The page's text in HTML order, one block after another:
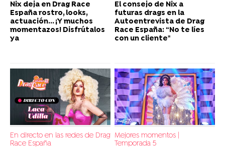
Nix deja en Drag Race
España rostro, looks,
actuación... ¡Y muchos
momentazos! Disfrútalos
ya
El consejo de Nix a
futuras drags en la
Autoentrevista de Drag
Race España: “No te líes
con un cliente"
En directo en las redes de Drag
Race España
Mejores momentos |
Temporada 5